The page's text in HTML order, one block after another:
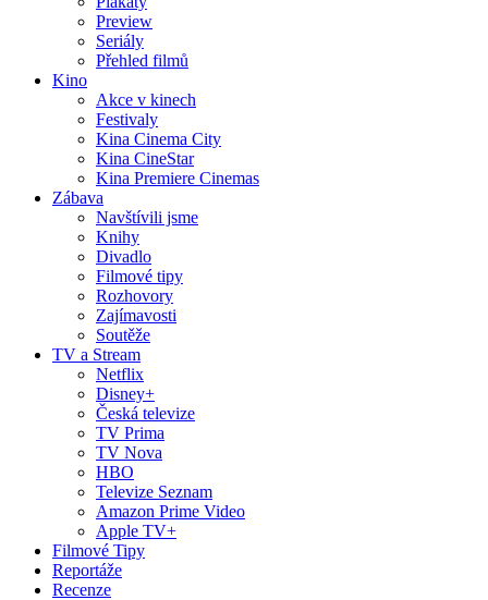
Preview
Seriály
Přehled filmů
Kino
Akce v kinech
Festivaly
Kina Cinema City
Kina CineStar
Kina Premiere Cinemas
Zábava
Navštívili jsme
Knihy
Divadlo
Filmové tipy
Rozhovory
Zajímavosti
Soutěže
TV a Stream
Netflix
Disney+
Česká televize
TV Prima
TV Nova
HBO
Televize Seznam
Amazon Prime Video
Apple TV+
Filmové Tipy
Reportáže
Recenze